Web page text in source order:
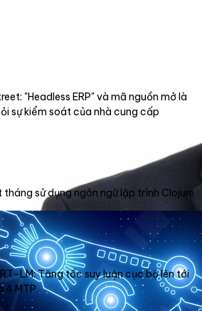
"Headless ERP" và mã nguồn mở là
sự kiểm soát của nhà cung cấp
sử dụng ngôn ngữ lập trình Clojure
LM: Tăng tốc suy luận cục bộ lên tới
4 MTP